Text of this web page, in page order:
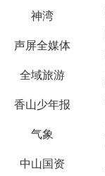
神湾
声屏全媒体
全域旅游
香山少年报
气象
中山国资